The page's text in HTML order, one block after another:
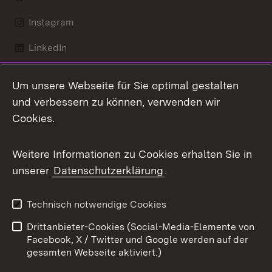
Instagram
LinkedIn
X / Twitter
Youtube
Kontakt
Datenschutz
Barrierefreiheit
Impressum
Cookies
Um unsere Webseite für Sie optimal gestalten
und verbessern zu können, verwenden wir
Cookies.
Weitere Informationen zu Cookies erhalten Sie in
unserer Datenschutzerklärung.
Technisch notwendige Cookies
Drittanbieter-Cookies (Social-Media-Elemente von
Facebook, X / Twitter und Google werden auf der
gesamten Webseite aktiviert.)